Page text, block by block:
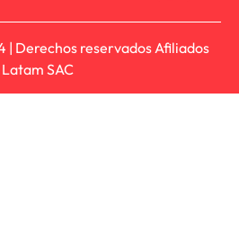
| Derechos reservados Afiliados
Latam SAC